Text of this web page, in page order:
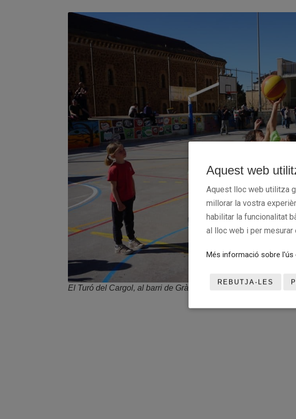
El Turó del Cargol, al barri de Gràcia, va viure la Festa de
Aquest web
Aquest lloc web utilitza
millorar la vostra
habilitar la funcionalitat
al lloc web i per
Més informació sobre l'ús
REBUTJA-LES